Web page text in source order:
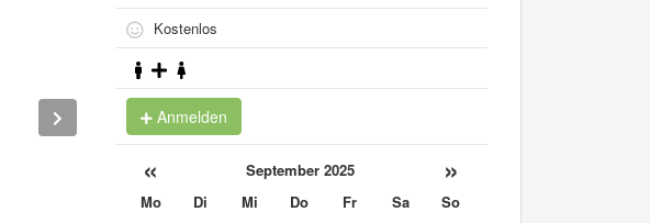
Kostenlos
Anmelden
« September 2025 »
Mo Di Mi Do Fr Sa
So